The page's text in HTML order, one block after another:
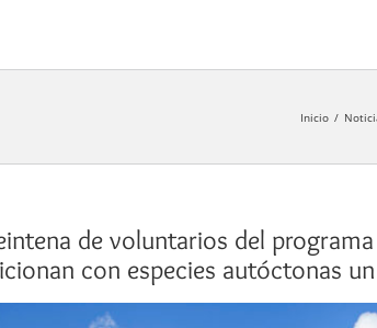
Inicio
de voluntarios del programa
con especies autóctonas